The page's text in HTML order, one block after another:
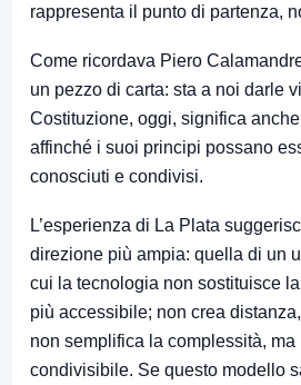
rappresenta il punto di partenza,
Come ricordava Piero
un pezzo di carta: sta a noi darle
Costituzione, oggi, significa
affinché i suoi principi possano
conosciuti e condivisi.
L’esperienza di La Plata
direzione più ampia: quella di un
cui la tecnologia non sostituisce
più accessibile; non crea
non semplifica la complessità, ma
condivisibile. Se questo modello